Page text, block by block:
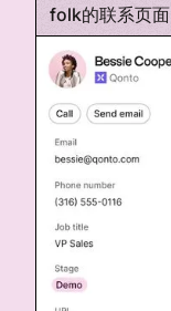
folk的联系页面